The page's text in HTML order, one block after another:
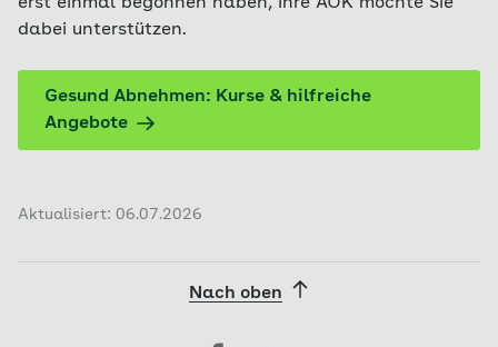
dabei unterstützen.
Gesund Abnehmen: Kurse & hilfreiche
Angebote
Aktualisiert: 06.07.2026
Nach oben